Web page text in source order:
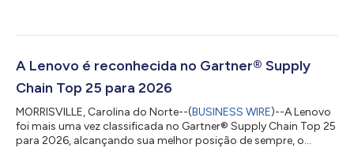
Segundo uma pesquisa realizada com torcedores de futebol
afirmam que a tecnologia está aprimorando sua experiência ao
A Lenovo é reconhecida no Gartner® Supply
Chain Top 25 para 2026
MORRISVILLE, Carolina do Norte--(BUSINESS WIRE)--A Lenovo
foi mais uma vez classificada no Gartner® Supply Chain Top 25
para 2026, alcançando sua melhor posição de sempre, o